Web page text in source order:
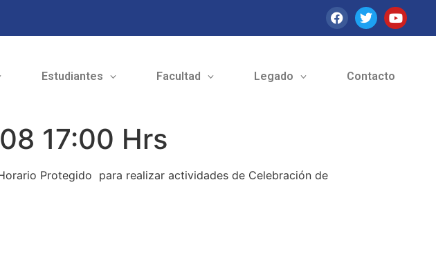
Estudiantes Facultad Legado Contacto
17:00 Hrs
Protegido para realizar actividades de Celebración de